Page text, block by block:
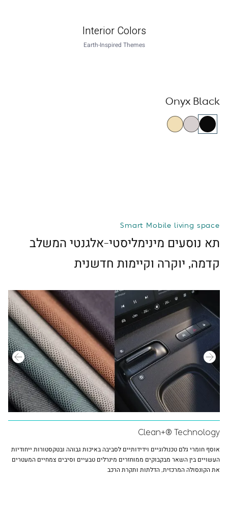
Interior Colors
Earth-Inspired Themes
Onyx Black
Smart Mobile living space
תא נוסעים מינימליסטי-אלגנטי המשלב
קדמה, יוקרה וקיימות חדשנית
Clean+® Technology
אוסף חומרי גלם טכנולוגיים וידידותיים לסביבה באיכות גבוהה ובטקסטורות ייחודיות
העשויים בין השאר מבקבוקים ממוחזרים מינרלים טבעיים וסיבים צמחיים המעטרים
את הקונסולה המרכזית, הדלתות ותקרת הרכב